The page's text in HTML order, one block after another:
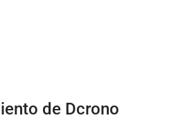
de Dcrono